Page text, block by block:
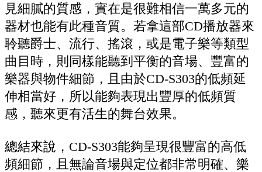
見細膩的質感，實在是很難相信一萬多元的
器材也能有此種音質。若拿這部CD播放器來
聆聽爵士、流行、搖滾，或是電子樂等類型
曲目時，則同樣能聽到平衡的音場、豐富的
樂器與物件細節，且由於CD-S303的低頻延
伸相當好，所以能夠表現出豐厚的低頻質
感，聽來更有活生的舞台效果。
總結來說，CD-S303能夠呈現很豐富的高低
頻細節，且無論音場與定位都非常明確、樂